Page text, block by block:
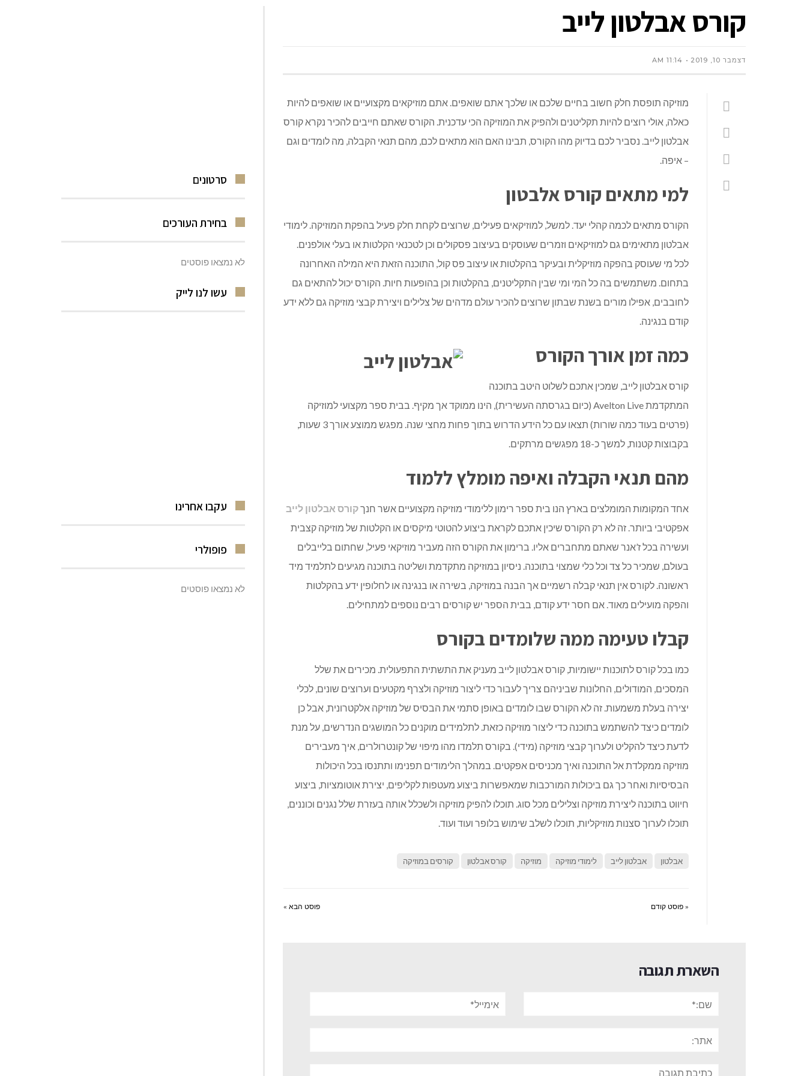
קורס אבלטון לייב
דצמבר 10, 2019 11:14 AM
מוזיקה תופסת חלק חשוב בחיים שלכם או שלכך אתם שואפים. אתם מוזיקאים מקצועיים או שואפים להיות
כאלה, אולי רוצים להיות תקליטנים ולהפיק את המוזיקה הכי עדכנית. הקורס שאתם חייבים להכיר נקראקורס
אבלטון לייב. נסביר לכם בדיוק מהו הקורס, תבינו האם הוא מתאים לכם, מהם תנאי הקבלה, מה לומדים וגם
– איפה.
למי מתאים קורס אלבטון
הקורס מתאים לכמה קהלי יעד. למשל, למוזיקאים פעילים, שרוצים לקחת חלק פעיל בהפקת המוזיקה.לימודי
אבלטון מתאימים גם למוזיקאים וזמרים שעוסקים בעיצוב פסקולים וכן לטכנאי הקלטות או בעלי אולפנים.
לכל מי שעוסק בהפקה מוזיקלית ובעיקר בהקלטות או עיצוב פס קול, התוכנה הזאת היא המילה האחרונה
בתחום. משתמשים בה כל המי ומי שבין התקליטנים, בהקלטות וכן בהופעות חיות. הקורס יכול להתאים גם
לחובבים, אפילו מורים בשנת שבתון שרוצים להכיר עולם מדהים של צלילים ויצירת קבצי מוזיקה גם ללא ידע
קודם בנגינה.
כמה זמן אורך הקורס
קורס אבלטון לייב, שמכין אתכם לשלוט היטב בתוכנה
המתקדמתAvelton Live (כיום בגרסתה העשירית), הינו ממוקד אך מקיף. בבית ספר מקצועי למוזיקה
(פרטים בעוד כמה שורות) תצאו עם כל הידע הדרוש בתוך פחות מחצי שנה. מפגש ממוצע אורך 3 שעות,
בקבוצות קטנות, למשך כ-18 מפגשים מרתקים.
מהם תנאי הקבלה ואיפה מומלץ ללמוד
אחד המקומות המומלצים בארץ הנו בית ספר רימון ללימודי מוזיקה מקצועיים אשר חנךקורס אבלטון לייב
אפקטיבי ביותר. זה לא רק הקורס שיכין אתכם לקראת ביצוע להטוטי מיקסים או הקלטות של מוזיקה קצבית
ועשירה בכל ז’אנר שאתם מתחברים אליו. ברימון את הקורס הזה מעביר מוזיקאי פעיל, שחתום בלייבלים
בעולם, שמכיר כל צד וכל כלי שמצוי בתוכנה. ניסיון במוזיקה מתקדמת ושליטה בתוכנה מגיעים לתלמיד מיד
ראשונה. לקורס אין תנאי קבלה רשמיים אך הבנה במוזיקה, בשירה או בנגינה או לחלופין ידע בהקלטות
והפקה מועילים מאוד. אם חסר ידע קודם, בבית הספר יש קורסים רבים נוספים למתחילים.
קבלו טעימה ממה שלומדים בקורס
כמו בכל קורס לתוכנות יישומיות,קורס אבלטון לייב מעניק את התשתית התפעולית. מכירים את שלל
המסכים, המודולים, החלונות שביניהם צריך לעבור כדי ליצור מוזיקה ולצרף מקטעים וערוצים שונים, לכלי
יצירה בעלת משמעות. זה לא הקורס שבו לומדים באופן סתמי את הבסיס של מוזיקה אלקטרונית, אבל כן
לומדים כיצד להשתמש בתוכנה כדי ליצור מוזיקה כזאת. לתלמידים מוקנים כל המושגים הנדרשים, על מנת
לדעת כיצד להקליט ולערוך קבצי מוזיקה (מידי). בקורס תלמדו מהו מיפוי של קונטרולרים, איך מעבירים
מוזיקה ממקלדת אל התוכנה ואיך מכניסים אפקטים. במהלך הלימודים תפנימו ותתנסו בכל היכולות
הבסיסיות ואחר כך גם ביכולות המורכבות שמאפשרות ביצוע מעטפות לקליפים, יצירת אוטומציות, ביצוע
חיווט בתוכנה ליצירת מוזיקה וצלילים מכל סוג. תוכלו להפיק מוזיקה ולשכלל אותה בעזרת שלל נגנים וכוננים,
תוכלו לערוך סצנות מוזיקליות, תוכלו לשלב שימוש בלופר ועוד ועוד.
אבלטון אבלטון לייב לימודי מוזיקה מוזיקה קורס אבלטון קורסים במוזיקה
« פוסט קודם פוסט הבא »
השארת תגובה
תגובה
סרטונים
בחירת העורכים
לא נמצאו פוסטים
עשו לנו לייק
עקבו אחרינו
פופולרי
לא נמצאו פוסטים